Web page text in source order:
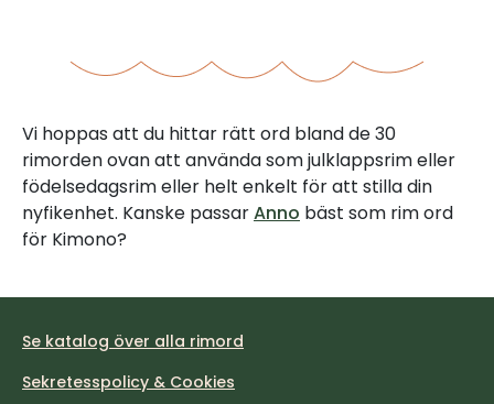
Vi hoppas att du hittar rätt ord bland de 30
rimorden ovan att använda som julklappsrim eller
födelsedagsrim eller helt enkelt för att stilla din
nyfikenhet. Kanske passarAnno bäst som rim ord
för Kimono?
Se katalog över alla rimord
Sekretesspolicy & Cookies